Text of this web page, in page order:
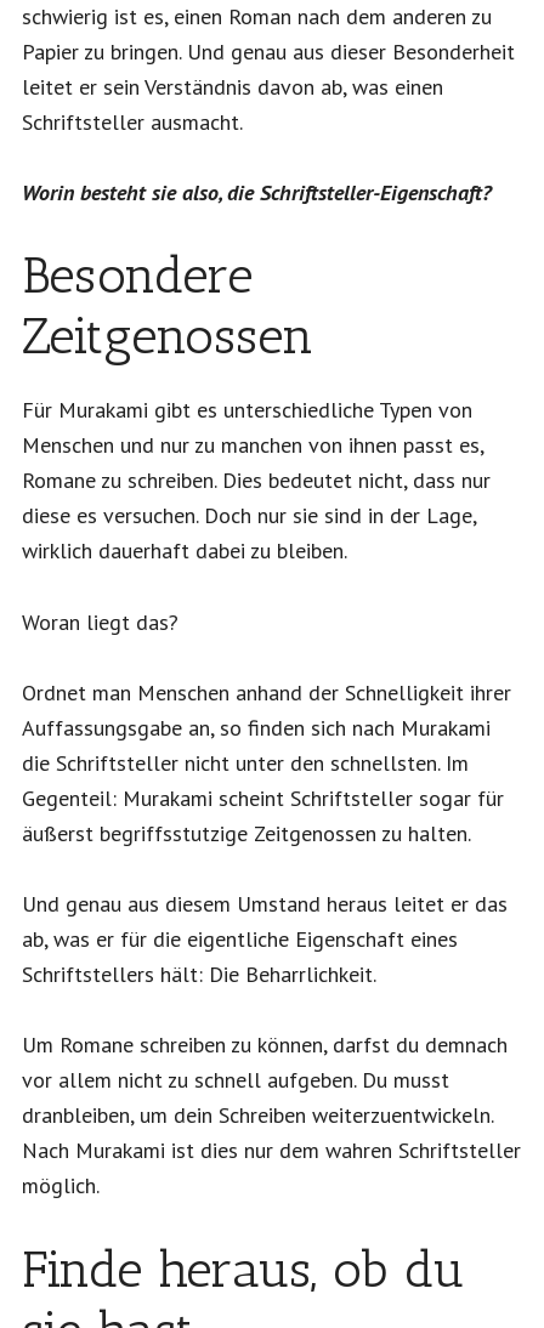
schwierig ist es, einen Roman nach dem anderen zu
Papier zu bringen. Und genau aus dieser Besonderheit
leitet er sein Verständnis davon ab, was einen
Schriftsteller ausmacht.
Worin besteht sie also, die Schriftsteller-Eigenschaft?
Besondere
Zeitgenossen
Für Murakami gibt es unterschiedliche Typen von
Menschen und nur zu manchen von ihnen passt es,
Romane zu schreiben. Dies bedeutet nicht, dass nur
diese es versuchen. Doch nur sie sind in der Lage,
wirklich dauerhaft dabei zu bleiben.
Woran liegt das?
Ordnet man Menschen anhand der Schnelligkeit ihrer
Auffassungsgabe an, so finden sich nach Murakami
die Schriftsteller nicht unter den schnellsten. Im
Gegenteil: Murakami scheint Schriftsteller sogar für
äußerst begriffsstutzige Zeitgenossen zu halten.
Und genau aus diesem Umstand heraus leitet er das
ab, was er für die eigentliche Eigenschaft eines
Schriftstellers hält: Die Beharrlichkeit.
Um Romane schreiben zu können, darfst du demnach
vor allem nicht zu schnell aufgeben. Du musst
dranbleiben, um dein Schreiben weiterzuentwickeln.
Nach Murakami ist dies nur dem wahren Schriftsteller
möglich.
Finde heraus, ob du